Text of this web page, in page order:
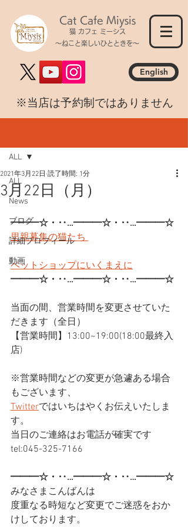
Cat Cafe Miysis
猫 カフェ ミーシス
～ねこと楽しいひとときを～
English
​※当店は予約制ではありません
ALL
News
ブログ
詳細プロフィール
動画
ALL
3月22日（月）
2021年3月22日 読了時間: 1分
━━━☆・‥…━━━☆・‥…━━━☆
里親募集の猫たち
ペットショップにいくまえに
━━━☆・‥…━━━☆・‥…━━━☆
当面の間、営業時間を変更させていた
だきます（全日）
【営業時間】13:00~19:00(18:00最終入
店)
※営業時間などの変更が急遽ある場合
もございます、
Twitterではいちはやくお伝えいたしま
す。
当日のご連絡はお電話が確実です
tel:045-325-7166
━━━☆・‥…━━━☆・‥…━━━☆
みなさまこんばんは
度重なる時短など変更でご迷惑をおか
けしております。